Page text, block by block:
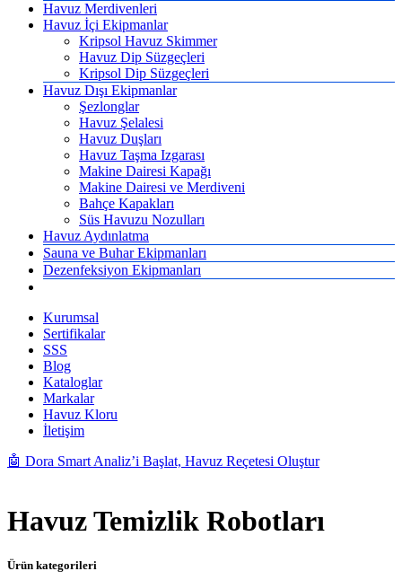
Havuz Merdivenleri
Havuz İçi Ekipmanlar
Kripsol Havuz Skimmer
Havuz Dip Süzgeçleri
Kripsol Dip Süzgeçleri
Havuz Dışı Ekipmanlar
Şezlonglar
Havuz Şelalesi
Havuz Duşları
Havuz Taşma Izgarası
Makine Dairesi Kapağı
Makine Dairesi ve Merdiveni
Bahçe Kapakları
Süs Havuzu Nozulları
Havuz Aydınlatma
Sauna ve Buhar Ekipmanları
Dezenfeksiyon Ekipmanları
Kurumsal
Sertifikalar
SSS
Blog
Kataloglar
Markalar
Havuz Kloru
İletişim
🤖 Dora Smart Analiz’i Başlat, Havuz Reçetesi Oluştur
Havuz Temizlik Robotları
Ürün kategorileri